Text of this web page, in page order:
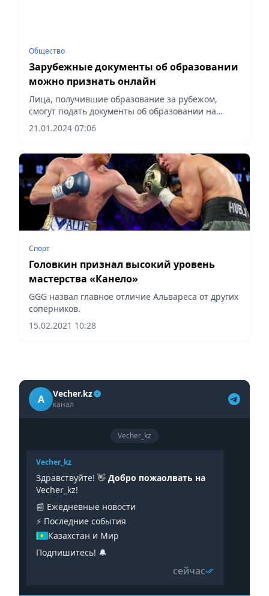
Общество
Зарубежные документы об образовании
можно признать онлайн
Лица, получившие образование за рубежом,
смогут подать документы об образовании на
государственную услугу «Признание документов
образовании» через веб-портал «Электронное
21.01.2024 07:06
Спорт
Головкин признал высокий уровень
мастерства «Канело»
GGG назвал главное отличие Альвареса от других
соперников.
15.02.2021 10:28
A Vecher.kz
канал
Vecher_kz
Vecher_kz
Здравствуйте! 👋 Добро пожаолвать на
Vecher_kz!
📰 Ежедневные новости
⚡️ Последние события
Казахстан и Мир
Подпишитесь! 🔔
сейчас